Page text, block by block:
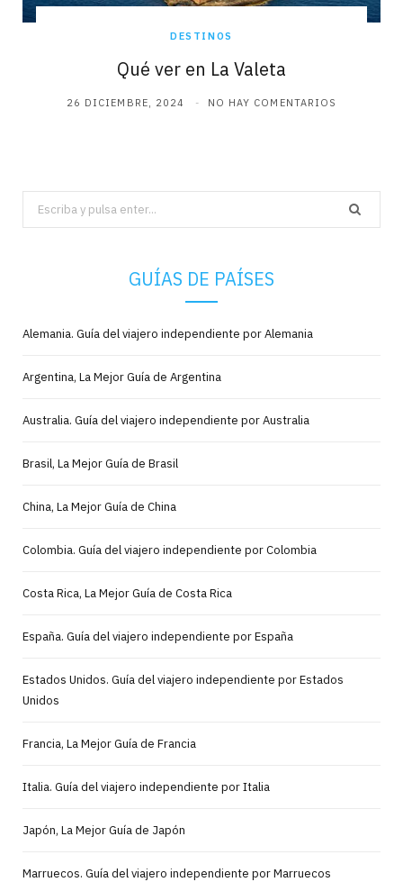
DESTINOS
Qué ver en La Valeta
26 DICIEMBRE, 2024 NO HAY COMENTARIOS
Search
for:
GUÍAS DE PAÍSES
Alemania. Guía del viajero independiente por Alemania
Argentina, La Mejor Guía de Argentina
Australia. Guía del viajero independiente por Australia
Brasil, La Mejor Guía de Brasil
China, La Mejor Guía de China
Colombia. Guía del viajero independiente por Colombia
Costa Rica, La Mejor Guía de Costa Rica
España. Guía del viajero independiente por España
Estados Unidos. Guía del viajero independiente por Estados
Unidos
Francia, La Mejor Guía de Francia
Italia. Guía del viajero independiente por Italia
Japón, La Mejor Guía de Japón
Marruecos. Guía del viajero independiente por Marruecos